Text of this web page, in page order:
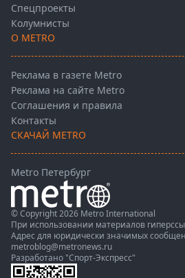
Спецпроекты
Колумнисты
О METRO
Реклама в газете Metro
Реклама на сайте Metro
Соглашения и правила
Контакты
СКАЧАЙ METRO
Metro Петербург
© Copyright 2026 Metro International
При использовании материалов
Адрес для юридически значимых
metroblog@metronews.ru
Разработано "Спорт-Экспресс"